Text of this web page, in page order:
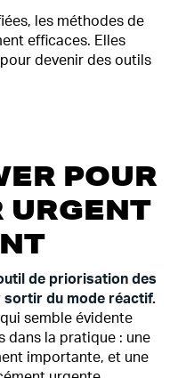
les méthodes de
efficaces. Elles
devenir des outils
POUR
URGENT
de priorisation des
sortir du mode réactif.
semble évidente
dans la pratique : une
importante, et une